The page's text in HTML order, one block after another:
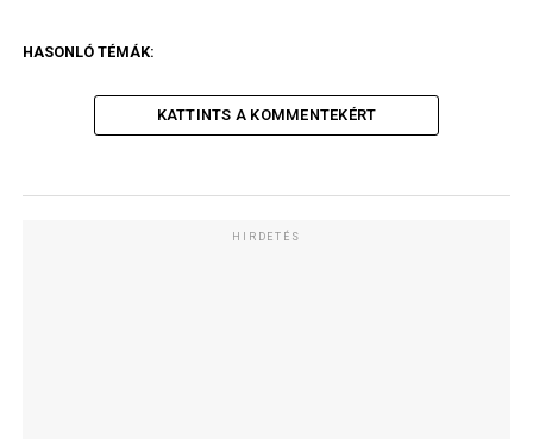
HASONLÓ TÉMÁK:
KATTINTS A KOMMENTEKÉRT
HIRDETÉS